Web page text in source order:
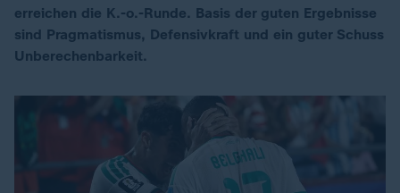
erreichen die K.-o.-Runde. Basis der guten Ergebnisse
sind Pragmatismus, Defensivkraft und ein guter Schuss
Unberechenbarkeit.